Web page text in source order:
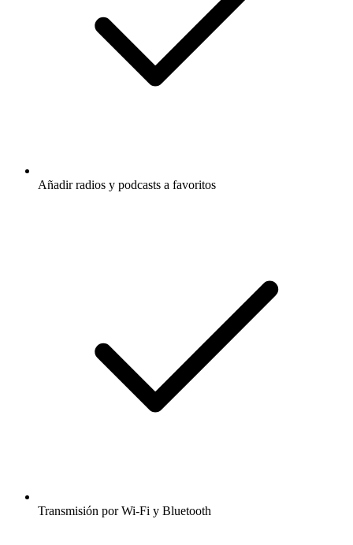
Añadir radios y podcasts a favoritos
Transmisión por Wi-Fi y Bluetooth